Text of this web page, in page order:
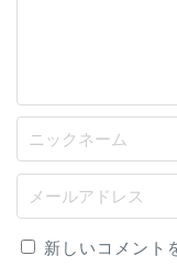
新しいコメント